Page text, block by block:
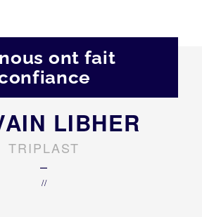
ont fait
LIBHER
TRIPLAST
–
//